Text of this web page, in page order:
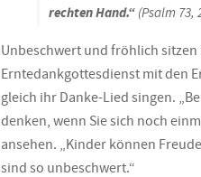
rechten Hand.“ (Psalm 73,
Unbeschwert und fröhlich
Erntedankgottesdienst mit den
gleich ihr Danke-Lied singen.
denken, wenn Sie sich noch
ansehen. „Kinder können
sind so unbeschwert.“